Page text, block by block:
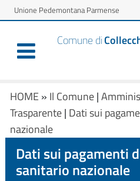
Unione Pedemontana Parmense
Comune di
HOME » Il Comune|
Trasparente| Dati sui
nazionale
Dati sui pagamenti
sanitario nazionale